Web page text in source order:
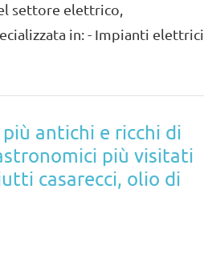
settore elettrico,
in: - Impianti elettrici
antichi e ricchi di
più visitati
casarecci, olio di